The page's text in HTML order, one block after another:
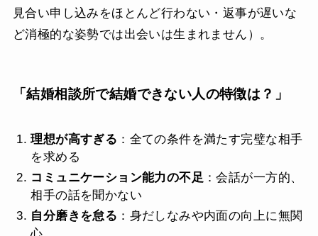
見合い申し込みをほとんど行わない・返事が遅いな
ど消極的な姿勢では出会いは生まれません）。
「結婚相談所で結婚できない人の特徴は？」
理想が高すぎる ：全ての条件を満たす完璧な相手
を求める
コミュニケーション能力の不足 ：会話が一方的、
相手の話を聞かない
自分磨きを怠る ：身だしなみや内面の向上に無関